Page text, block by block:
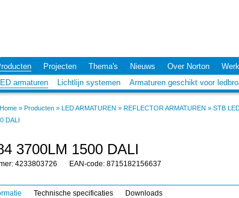
Projecten Thema's Nieuws Over Norton
armaturen
Lichtlijn systemen Armaturen geschikt voor
Home » Producten » LED ARMATUREN » REFLECTOR ARMATUREN » STB
DALI
3700LM 1500 DALI
4233803726 EAN-code: 8715182156637
Technische specificaties Downloads